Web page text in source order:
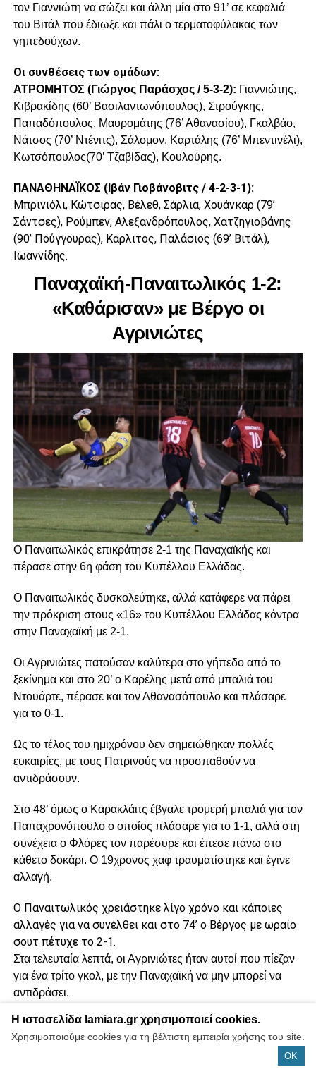
τον Γιαννιώτη να σώζει και άλλη μία στο 91’ σε κεφαλιά
του Βιτάλ που έδιωξε και πάλι ο τερματοφύλακας των
γηπεδούχων.
Οι συνθέσεις των ομάδων:
ΑΤΡΟΜΗΤΟΣ (Γιώργος Παράσχος / 5-3-2): Γιαννιώτης,
Κιβρακίδης (60’ Βασιλαντωνόπουλος), Στρούγκης,
Παπαδόπουλος, Μαυρομάτης (76’ Αθανασίου), Γκαλβάο,
Νάτσος (70’ Ντένιτς), Σάλομον, Καρτάλης (76’ Μπεντινέλι),
Κωτσόπουλος(70’ Τζαβίδας), Κουλούρης.
ΠΑΝΑΘΗΝΑΪΚΟΣ (Ιβάν Γιοβάνοβιτς / 4-2-3-1):
Μπρινιόλι, Κώτσιρας, Βέλεθ, Σάρλια, Χουάνκαρ (79’
Σάντσες), Ρούμπεν, Αλεξανδρόπουλος, Χατζηγιοβάνης
(90’ Πούγγουρας), Καρλιτος, Παλάσιος (69’ Βιτάλ),
Ιωαννίδης.
Παναχαϊκή-Παναιτωλικός 1-2:
«Καθάρισαν» με Βέργο οι
Αγρινιώτες
Ο Παναιτωλικός επικράτησε 2-1 της Παναχαϊκής και
πέρασε στην 6η φάση του Κυπέλλου Ελλάδας.
Ο Παναιτωλικός δυσκολεύτηκε, αλλά κατάφερε να πάρει
την πρόκριση στους «16» του Κυπέλλου Ελλάδας κόντρα
στην Παναχαϊκή με 2-1.
Οι Αγρινιώτες πατούσαν καλύτερα στο γήπεδο από το
ξεκίνημα και στο 20’ ο Καρέλης μετά από μπαλιά του
Ντουάρτε, πέρασε και τον Αθανασόπουλο και πλάσαρε
για το 0-1.
Ως το τέλος του ημιχρόνου δεν σημειώθηκαν πολλές
ευκαιρίες, με τους Πατρινούς να προσπαθούν να
αντιδράσουν.
Στο 48’ όμως ο Καρακλάιτς έβγαλε τρομερή μπαλιά για τον
Παπαχρονόπουλο ο οποίος πλάσαρε για το 1-1, αλλά στη
συνέχεια ο Φλόρες τον παρέσυρε και έπεσε πάνω στο
κάθετο δοκάρι. Ο 19χρονος χαφ τραυματίστηκε και έγινε
αλλαγή.
Ο Παναιτωλικός χρειάστηκε λίγο χρόνο και κάποιες
αλλαγές για να συνέλθει και στο 74’ ο Βέργος με ωραίο
σουτ πέτυχε το 2-1.
Στα τελευταία λεπτά, οι Αγρινιώτες ήταν αυτοί που πίεζαν
για ένα τρίτο γκολ, με την Παναχαϊκή να μην μπορεί να
αντιδράσει.
Παναχαϊκή (Ζέλικο Κάλαϊτζιτς):Αθανασόπουλος,
Μπελεζάκης, Στασινόπουλος (80’ Πολίτης), Σμίλτος,
Η ιστοσελίδα lamiara.gr χρησιμοποιεί cookies.
Χρησιμοποιούμε cookies για τη βέλτιστη εμπειρία χρήσης του site.
OK